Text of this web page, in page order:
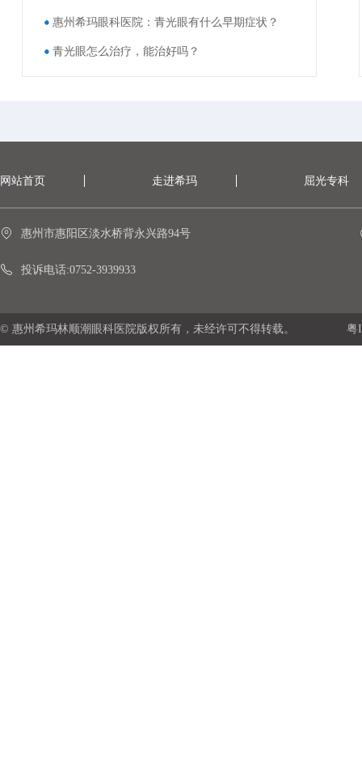
惠州希玛眼科医院：青光眼有什么早期症状？
青光眼怎么治疗，能治好吗？
网站首页 走进希玛 屈光专科
惠州市惠阳区淡水桥背永兴路94号
投诉电话:0752-3939933
© 惠州希玛林顺潮眼科医院版权所有，未经许可不得转载。 粤